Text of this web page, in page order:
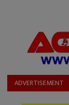
ADVERTISEMENT